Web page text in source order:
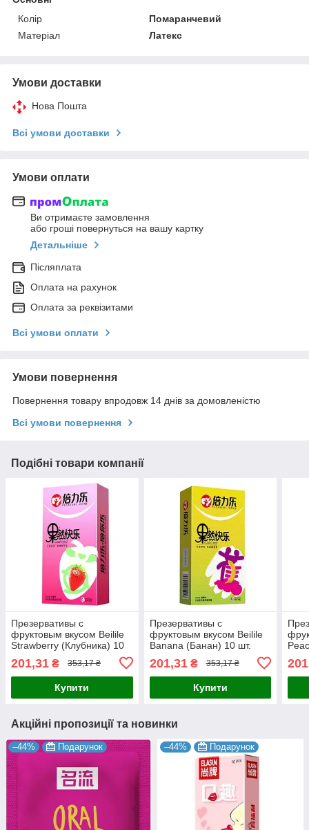
Колір
Помаранчевий
Матеріал
Латекс
Умови доставки
Нова Пошта
Всі умови доставки
Умови оплати
Ви отримаєте замовлення
або гроші повернуться на вашу картку
Детальніше
Післяплата
Оплата на рахунок
Оплата за реквізитами
Всі умови оплати
Умови повернення
Повернення товару впродовж 14 днів за домовленістю
Всі умови повернення
Подібні товари компанії
Презервативы с
фруктовым вкусом Beilile
Strawberry (Клубника) 10
201,31 ₴ 353,17 ₴
Купити
Презервативы с
фруктовым вкусом Beilile
Banana (Банан) 10 шт.
201,31₴ 353,17 ₴
Купити
Акційні пропозиції та новинки
–44% Подарунок –44% Подарунок